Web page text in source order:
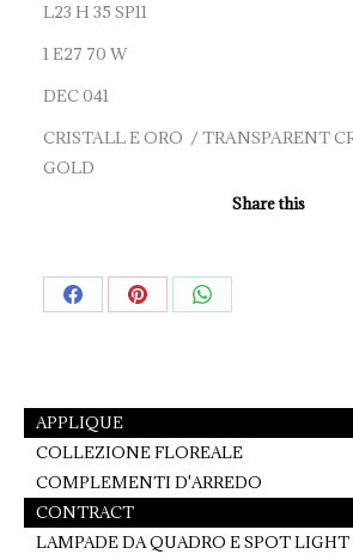
L23 H 35 SP11
1 E27 70 W
DEC 041
CRISTALL E ORO / TRANSPARENT
GOLD
Share this
Share Share Share
APPLIQUE
COLLEZIONE FLOREALE
COMPLEMENTI D'ARREDO
CONTRACT
LAMPADE DA QUADRO E SPOT LIGHT